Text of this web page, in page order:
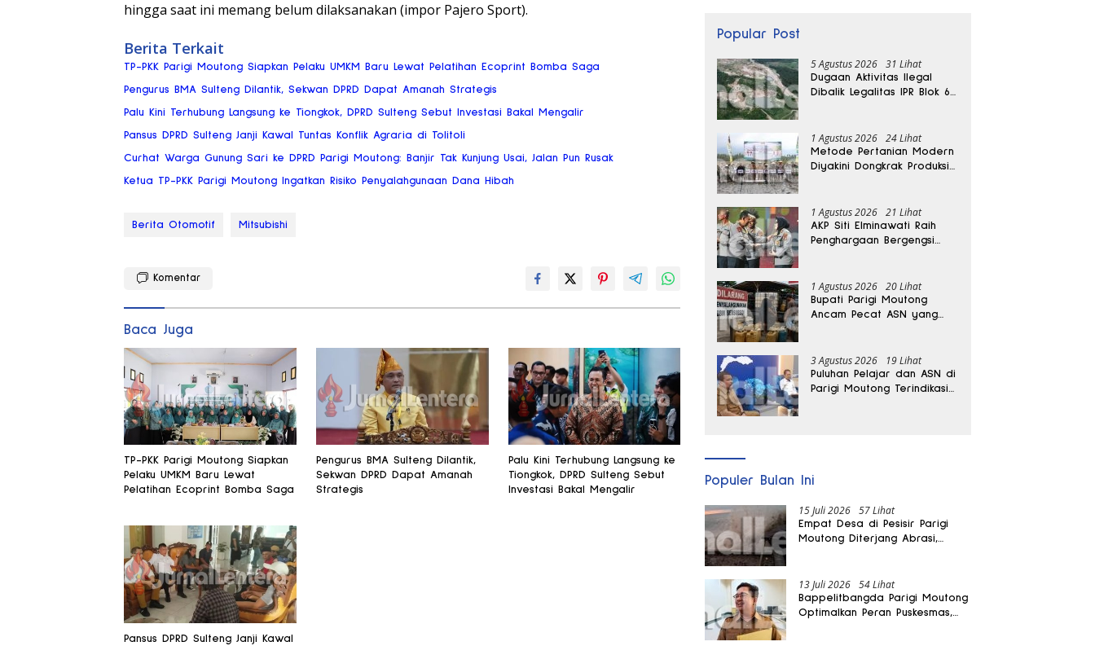
hingga saat ini memang belum dilaksanakan (impor Pajero Sport).
Berita Terkait
TP-PKK Parigi Moutong Siapkan Pelaku UMKM Baru Lewat Pelatihan Ecoprint Bomba Saga
Pengurus BMA Sulteng Dilantik, Sekwan DPRD Dapat Amanah Strategis
Palu Kini Terhubung Langsung ke Tiongkok, DPRD Sulteng Sebut Investasi Bakal Mengalir
Pansus DPRD Sulteng Janji Kawal Tuntas Konflik Agraria di Tolitoli
Curhat Warga Gunung Sari ke DPRD Parigi Moutong: Banjir Tak Kunjung Usai, Jalan Pun Rusak
Ketua TP-PKK Parigi Moutong Ingatkan Risiko Penyalahgunaan Dana Hibah
Berita Otomotif Mitsubishi
Komentar
Baca Juga
TP-PKK Parigi Moutong Siapkan
Pelaku UMKM Baru Lewat
Pelatihan Ecoprint Bomba Saga
Pengurus BMA Sulteng Dilantik,
Sekwan DPRD Dapat Amanah
Strategis
Palu Kini Terhubung Langsung ke
Tiongkok, DPRD Sulteng Sebut
Investasi Bakal Mengalir
Pansus DPRD Sulteng Janji Kawal
Popular Post
5 Agustus 2026 31 Lihat
Dugaan Aktivitas Ilegal
Dibalik Legalitas IPR Blok 6
1 Agustus 2026 24 Lihat
Metode Pertanian Modern
Diyakini Dongkrak Produksi
1 Agustus 2026 21 Lihat
AKP Siti Elminawati Raih
Penghargaan Bergengsi
1 Agustus 2026 20 Lihat
Bupati Parigi Moutong
Ancam Pecat ASN yang
3 Agustus 2026 19 Lihat
Puluhan Pelajar dan ASN di
Parigi Moutong Terindikasi
Populer Bulan Ini
15 Juli 2026 57 Lihat
Empat Desa di Pesisir Parigi
Moutong Diterjang Abrasi,
13 Juli 2026 54 Lihat
Bappelitbangda Parigi Moutong
Optimalkan Peran Puskesmas,